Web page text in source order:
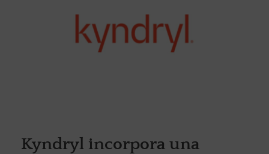
Kyndryl incorpora una